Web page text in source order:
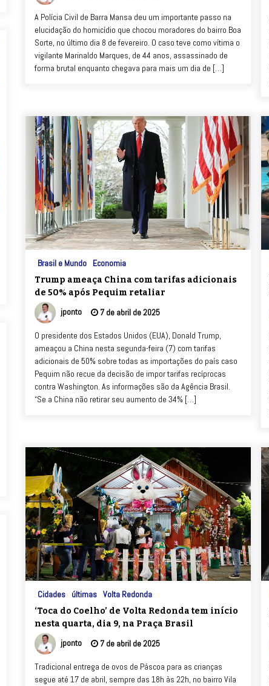
A Polícia Civil de Barra Mansa deu um importante passo na
elucidação do homicídio que chocou moradores do bairro Boa
Sorte, no último dia 8 de fevereiro. O caso teve como vítima o
vigilante Marinaldo Marques, de 44 anos, assassinado de
forma brutal enquanto chegava para mais um dia de […]
Brasil e Mundo Economia
Trump ameaça China com tarifas adicionais
de 50% após Pequim retaliar
jponto 7 de abril de 2025
O presidente dos Estados Unidos (EUA), Donald Trump,
ameaçou a China nesta segunda-feira (7) com tarifas
adicionais de 50% sobre todas as importações do país caso
Pequim não recue da decisão de impor tarifas recíprocas
contra Washington. As informações são da Agência Brasil.
“Se a China não retirar seu aumento de 34% […]
Cidades últimas Volta Redonda
‘Toca do Coelho’ de Volta Redonda tem início
nesta quarta, dia 9, na Praça Brasil
jponto 7 de abril de 2025
Tradicional entrega de ovos de Páscoa para as crianças
segue até 17 de abril, sempre das 18h às 22h, no bairro Vila